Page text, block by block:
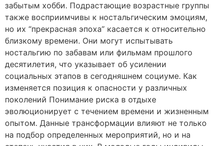
забытым хобби. Подрастающие возрастные группы
также восприимчивы к ностальгическим эмоциям,
но их “прекрасная эпоха” касается к относительно
близкому времени. Они могут испытывать
ностальгию по забавам или фильмам прошлого
десятилетия, что указывает об усилении
социальных этапов в сегодняшнем социуме. Как
изменяется позиция к опасности у различных
поколений Понимание риска в отдыхе
эволюционирует с течением времени и жизненным
опытом. Данные трансформации влияют не только
на подбор определенных мероприятий, но и на